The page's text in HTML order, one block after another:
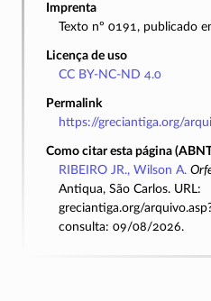
Imprenta
Texto nº 0191, publicado
Licença de uso
CC BY-NC-ND 4.0
Permalink
https://greciantiga.org/
Como citar esta página
RIBEIRO JR., Wilson A.
Antiqua, São Carlos. URL:
greciantiga.org/
consulta: 09/08/2026.